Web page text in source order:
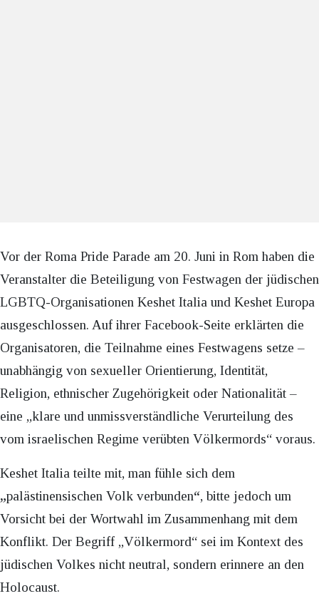
Vor der Roma Pride Parade am 20. Juni in Rom haben die
Veranstalter die Beteiligung von Festwagen der jüdischen
LGBTQ-Organisationen Keshet Italia und Keshet Europa
ausgeschlossen. Auf ihrer Facebook-Seite erklärten die
Organisatoren, die Teilnahme eines Festwagens setze –
unabhängig von sexueller Orientierung, Identität,
Religion, ethnischer Zugehörigkeit oder Nationalität –
eine „klare und unmissverständliche Verurteilung des
vom israelischen Regime verübten Völkermords“ voraus.
Keshet Italia teilte mit, man fühle sich dem
„palästinensischen Volk verbunden“, bitte jedoch um
Vorsicht bei der Wortwahl im Zusammenhang mit dem
Konflikt. Der Begriff „Völkermord“ sei im Kontext des
jüdischen Volkes nicht neutral, sondern erinnere an den
Holocaust.